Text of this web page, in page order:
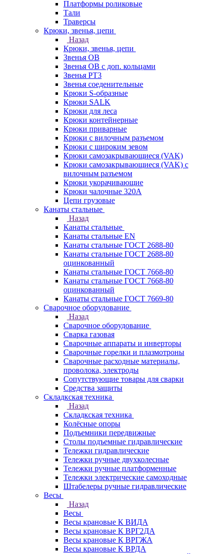
Платформы роликовые
Тали
Траверсы
Крюки, звенья, цепи
Назад
Крюки, звенья, цепи
Звенья ОВ
Звенья ОВ с доп. кольцами
Звенья РТ3
Звенья соеденительные
Крюки S-образные
Крюки SALK
Крюки для леса
Крюки контейнерные
Крюки приварные
Крюки с вилочным разъемом
Крюки с широким зевом
Крюки самозакрывающиеся (VAK)
Крюки самозакрывающиеся (VAK) с
вилочным разъемом
Крюки укорачивающие
Крюки чалочные 320А
Цепи грузовые
Канаты стальные
Назад
Канаты стальные
Канаты стальные EN
Канаты стальные ГОСТ 2688-80
Канаты стальные ГОСТ 2688-80
оцинкованный
Канаты стальные ГОСТ 7668-80
Канаты стальные ГОСТ 7668-80
оцинкованный
Канаты стальные ГОСТ 7669-80
Сварочное оборудование
Назад
Сварочное оборудование
Сварка газовая
Сварочные аппараты и инверторы
Сварочные горелки и плазмотроны
Сварочные расходные материалы,
проволока, электроды
Сопутствующие товары для сварки
Средства защиты
Складкская техника
Назад
Складкская техника
Колёсные опоры
Подъемники передвижные
Столы подъемные гидравлические
Тележки гидравлические
Тележки ручные двухколесные
Тележки ручные платформенные
Тележки электрические самоходные
Штабелеры ручные гидравлические
Весы
Назад
Весы
Весы крановые К ВИДА
Весы крановые К ВРГ2ДА
Весы крановые К ВРГЖА
Весы крановые К ВРДА